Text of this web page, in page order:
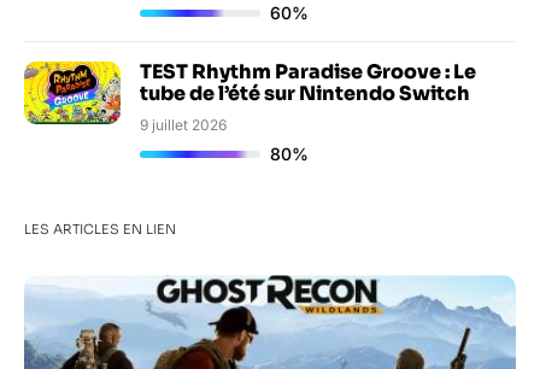
60%
TEST Rhythm Paradise Groove : Le
tube de l’été sur Nintendo Switch
9 juillet 2026
80%
LES ARTICLES EN LIEN